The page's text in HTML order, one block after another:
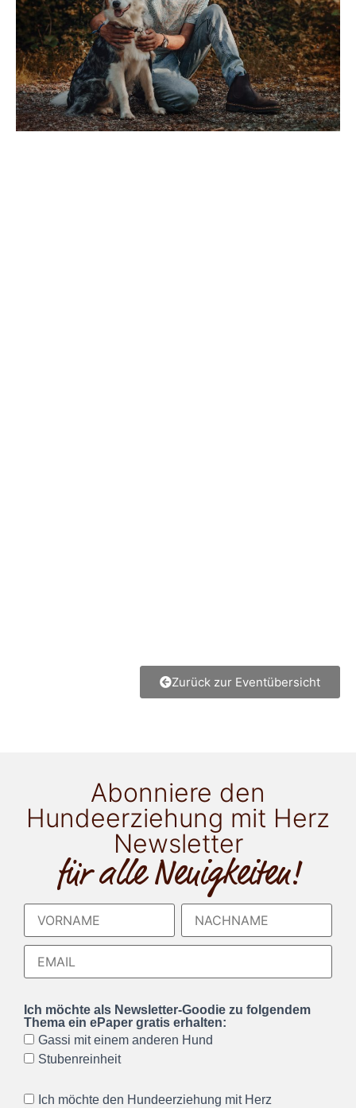
Zurück zur Eventübersicht
Abonniere den
Hundeerziehung mit Herz
Newsletter
für alle Neuigkeiten!
Ich möchte als Newsletter-Goodie zu folgendem
Thema ein ePaper gratis erhalten:
Gassi mit einem anderen Hund
Stubenreinheit
Ich möchte den Hundeerziehung mit Herz